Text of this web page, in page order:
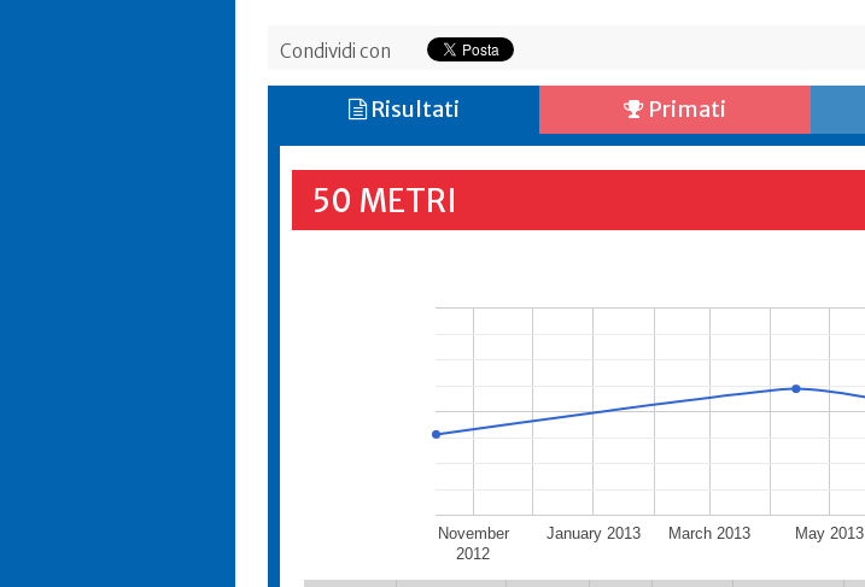
Condividi con
Risultati Primati
50 METRI
November
2012
January 2013 March 2013 May 2013